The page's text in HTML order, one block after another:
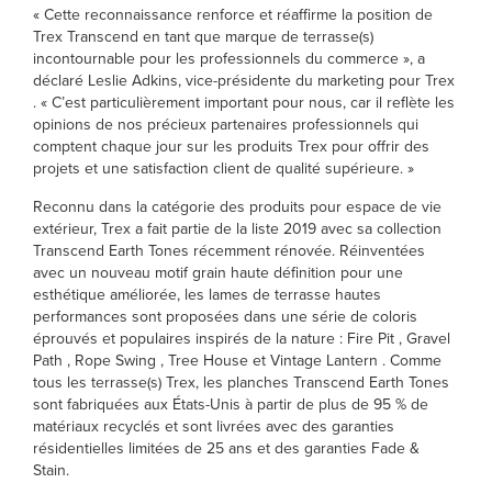
« Cette reconnaissance renforce et réaffirme la position de
Trex Transcend en tant que marque de terrasse(s)
incontournable pour les professionnels du commerce », a
déclaré Leslie Adkins, vice-présidente du marketing pour Trex
. « C’est particulièrement important pour nous, car il reflète les
opinions de nos précieux partenaires professionnels qui
comptent chaque jour sur les produits Trex pour offrir des
projets et une satisfaction client de qualité supérieure. »
Reconnu dans la catégorie des produits pour espace de vie
extérieur, Trex a fait partie de la liste 2019 avec sa collection
Transcend Earth Tones récemment rénovée. Réinventées
avec un nouveau motif grain haute définition pour une
esthétique améliorée, les lames de terrasse hautes
performances sont proposées dans une série de coloris
éprouvés et populaires inspirés de la nature : Fire Pit , Gravel
Path , Rope Swing , Tree House et Vintage Lantern . Comme
tous les terrasse(s) Trex, les planches Transcend Earth Tones
sont fabriquées aux États-Unis à partir de plus de 95 % de
matériaux recyclés et sont livrées avec des garanties
résidentielles limitées de 25 ans et des garanties Fade &
Stain.